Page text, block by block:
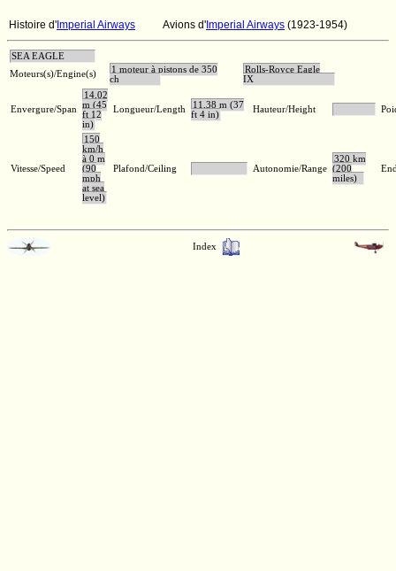
Histoire d' Imperial Airways Avions d' Imperial Airways (1923-1954)
SEA EAGLE
Moteurs(s)/Engine(s)
1 moteur à pistons de 350
ch
Rolls-Royce Eagle
IX
Envergure/Span
14,02
m (45
ft 12
in)
Longueur/Length
11,38 m (37
ft 4 in)
Hauteur/Height
Vitesse/Speed
150
km/h
à 0 m
(90
mph
at sea
level)
Plafond/Ceiling Autonomie/Range
320 km
(200
miles)
Index